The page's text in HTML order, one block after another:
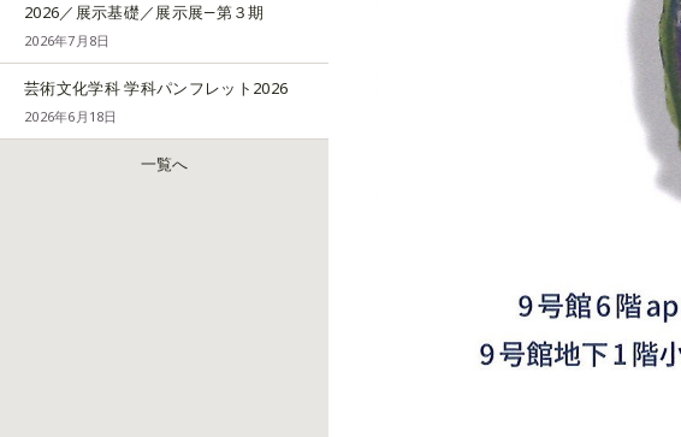
2026／展示基礎／展示展―第３期
2026年7月8日
芸術文化学科 学科パンフレット2026
2026年6月18日
一覧へ